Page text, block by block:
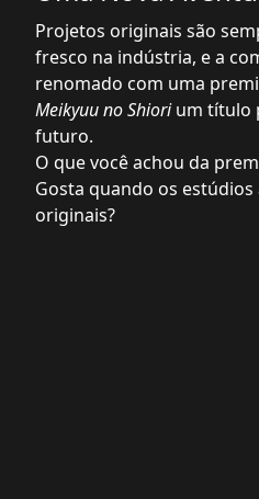
Projetos originais são
fresco na indústria, e a
renomado com uma
Meikyuu no Shiorium título
futuro.
O que você achou da
Gosta quando os
originais?